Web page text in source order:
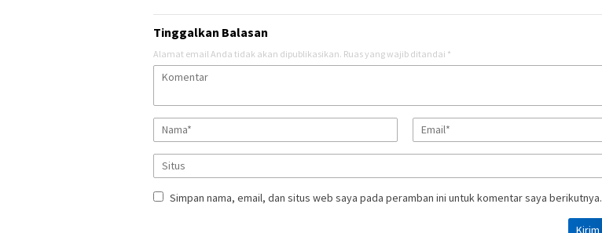
Tinggalkan Balasan
Alamat email Anda tidak akan dipublikasikan. Ruas yang wajib ditandai *
Simpan nama, email, dan situs web saya pada peramban ini untuk komentar saya berikutnya.